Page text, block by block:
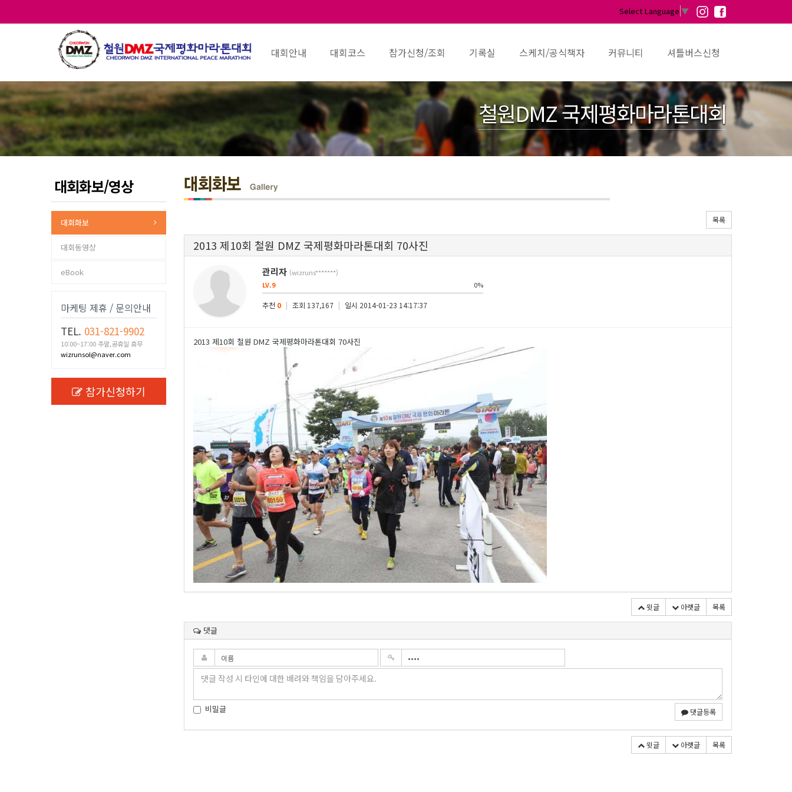
Select Language ▼
대회안내 대회코스 참가신청/조회 기록실 스케치/공식책자 커뮤니티 셔틀버스신청
철원DMZ 국제평화마라톤대회
대회화보/영상
대회화보
대회동영상
eBook
마케팅 제휴 / 문의안내
TEL. 031-821-9902
10:00~17:00 주말,공휴일 휴무
wizrunsol@naver.com
참가신청하기
목록
2013 제10회 철원 DMZ 국제평화마라톤대회 70사진
관리자 (wizruns*******)
LV.9
0%
추천 0 | 조회 137,167 | 일시 2014-01-23 14:17:37
2013 제10회 철원 DMZ 국제평화마라톤대회 70사진
윗글 아랫글 목록
댓글
비밀글 댓글등록
윗글 아랫글 목록